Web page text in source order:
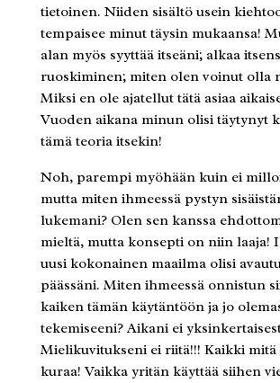
tietoinen. Niiden sisältö usein
tempaisee minut täysin mukaansa!
alan myös syyttää itseäni; alkaa
ruoskiminen; miten olen voinut olla
Miksi en ole ajatellut tätä asiaa
Vuoden aikana minun olisi täytynyt
tämä teoria itsekin!
Noh, parempi myöhään kuin ei
mutta miten ihmeessä pystyn
lukemani? Olen sen kanssa
mieltä, mutta konsepti on niin laaja!
uusi kokonainen maailma olisi
päässäni. Miten ihmeessä onnistun
kaiken tämän käytäntöön ja jo
tekemiseeni? Aikani ei
Mielikuvitukseni ei riitä!!! Kaikki mitä
kuraa! Vaikka yritän käyttää siihen